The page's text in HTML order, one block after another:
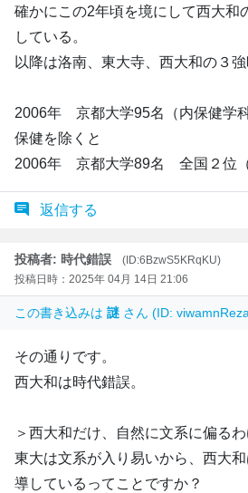
確かにこの2年頃を境にして西大和
している。
以降は洛南、東大寺、西大和の３強
2006年 京都大学95名（内保健学
保健を除くと
2006年 京都大学89名 全国２位（
返信する
投稿者: 時代錯誤
(ID:6BzwS5KRqKU)
投稿日時：2025年 04月 14日 21:06
この書き込みは 謎 さん (ID:
その通りです。
西大和は時代錯誤。
＞西大和だけ、自然に文系に偏るわ
東大は文系が入り易いから、西大
導しているってことですか？